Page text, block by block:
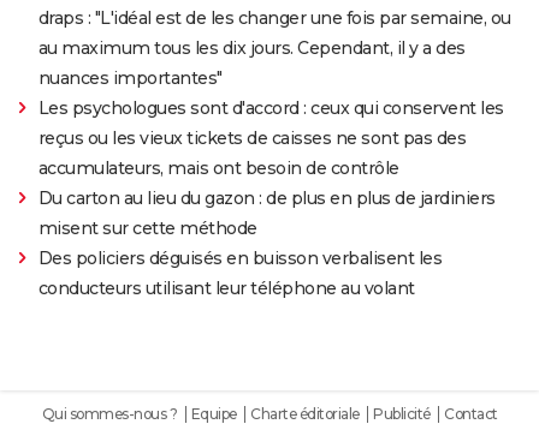
draps : "L'idéal est de les changer une fois par semaine, ou
au maximum tous les dix jours. Cependant, il y a des
nuances importantes"
Les psychologues sont d'accord : ceux qui conservent les
reçus ou les vieux tickets de caisses ne sont pas des
accumulateurs, mais ont besoin de contrôle
Du carton au lieu du gazon : de plus en plus de jardiniers
misent sur cette méthode
Des policiers déguisés en buisson verbalisent les
conducteurs utilisant leur téléphone au volant
Qui sommes-nous ? Equipe Charte éditoriale Publicité
Contact